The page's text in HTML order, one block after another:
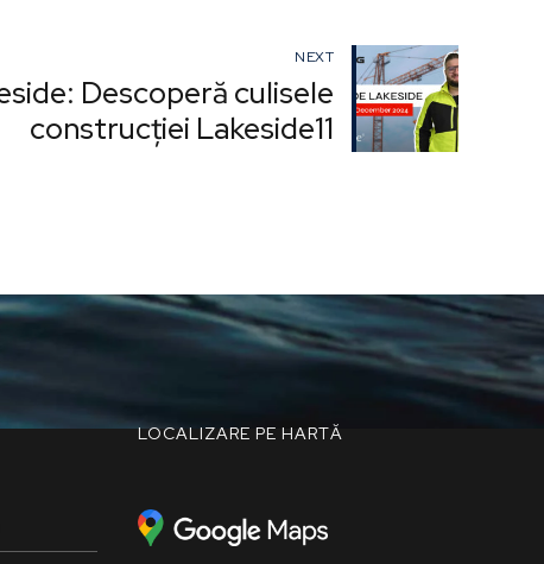
NEXT
Descoperă culisele
construcției Lakeside11
LOCALIZARE PE HARTĂ